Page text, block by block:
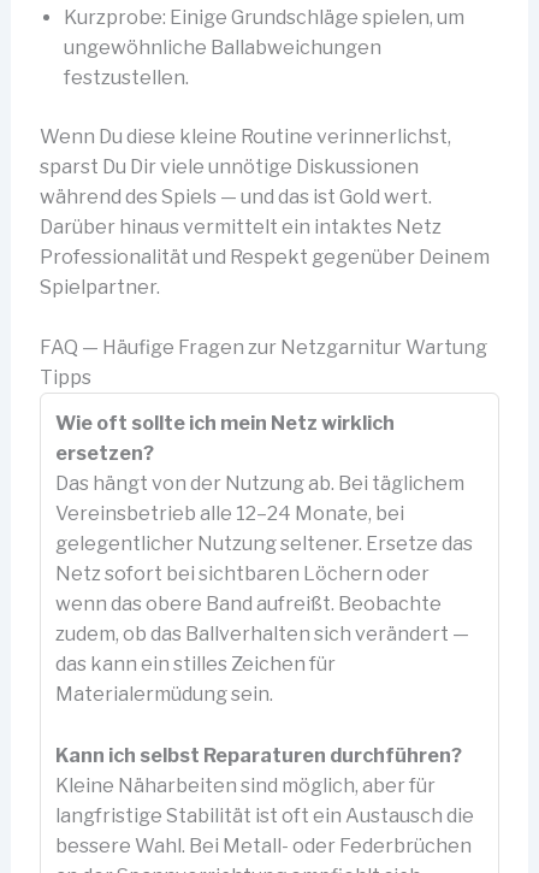
Kurzprobe: Einige Grundschläge spielen, um
ungewöhnliche Ballabweichungen
festzustellen.
Wenn Du diese kleine Routine verinnerlichst,
sparst Du Dir viele unnötige Diskussionen
während des Spiels — und das ist Gold wert.
Darüber hinaus vermittelt ein intaktes Netz
Professionalität und Respekt gegenüber Deinem
Spielpartner.
FAQ — Häufige Fragen zur Netzgarnitur Wartung
Tipps
Wie oft sollte ich mein Netz wirklich
ersetzen?
Das hängt von der Nutzung ab. Bei täglichem
Vereinsbetrieb alle 12–24 Monate, bei
gelegentlicher Nutzung seltener. Ersetze das
Netz sofort bei sichtbaren Löchern oder
wenn das obere Band aufreißt. Beobachte
zudem, ob das Ballverhalten sich verändert —
das kann ein stilles Zeichen für
Materialermüdung sein.
Kann ich selbst Reparaturen durchführen?
Kleine Näharbeiten sind möglich, aber für
langfristige Stabilität ist oft ein Austausch die
bessere Wahl. Bei Metall- oder Federbrüchen